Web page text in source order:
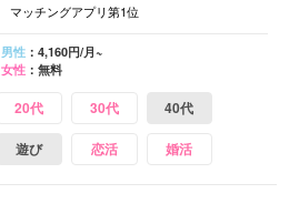
マッチングアプリ第1位
男性：4,160円/月~
女性：無料
20代 30代 40代
遊び 恋活 婚活